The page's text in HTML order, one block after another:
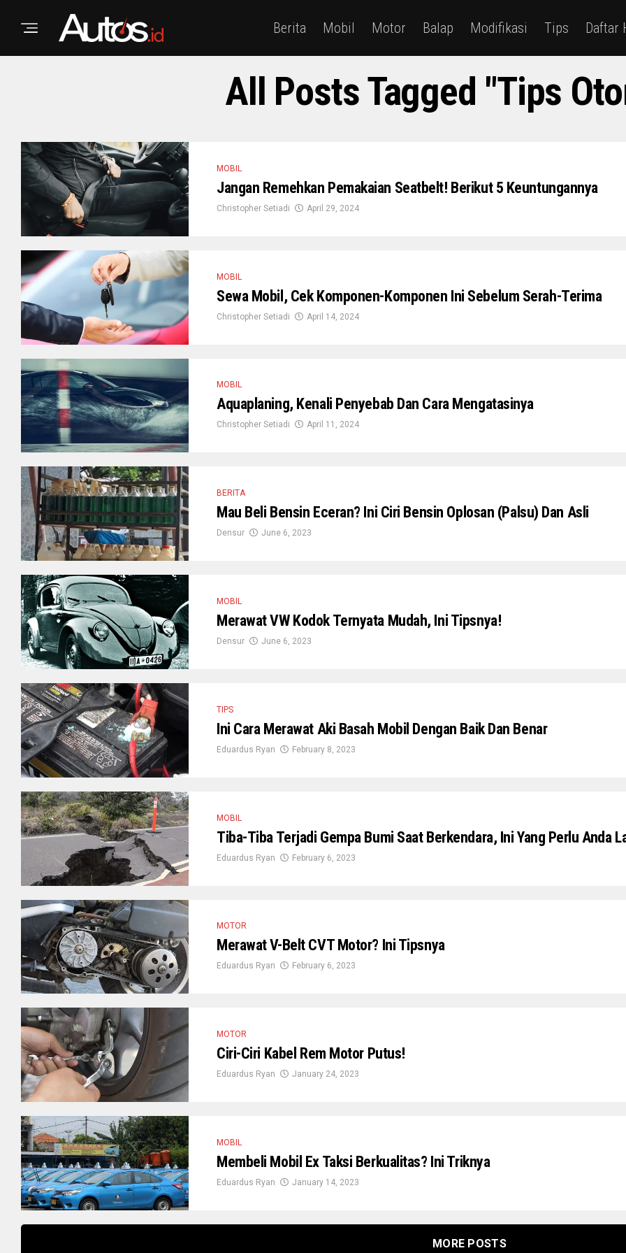
Berita Mobil Motor Balap Modifikasi Tips Daftar
All Posts Tagged "tips
MOBIL
Jangan Remehkan Pemakaian Seatbelt! Berikut 5 Keuntungannya
Christopher Setiadi April 29, 2024
MOBIL
Sewa Mobil, Cek Komponen-Komponen Ini Sebelum Serah-Terima
Christopher Setiadi April 14, 2024
MOBIL
Aquaplaning, Kenali Penyebab Dan Cara Mengatasinya
Christopher Setiadi April 11, 2024
BERITA
Mau Beli Bensin Eceran? Ini Ciri Bensin Oplosan (palsu) Dan Asli
Densur June 6, 2023
MOBIL
Merawat VW Kodok Ternyata Mudah, Ini Tipsnya!
Densur June 6, 2023
TIPS
Ini Cara Merawat Aki Basah Mobil Dengan Baik Dan Benar
Eduardus Ryan February 8, 2023
MOBIL
Tiba-Tiba Terjadi Gempa Bumi Saat Berkendara, Ini Yang Perlu Anda
Eduardus Ryan February 6, 2023
MOTOR
Merawat V-Belt CVT Motor? Ini Tipsnya
Eduardus Ryan February 6, 2023
MOTOR
Ciri-Ciri Kabel Rem Motor Putus!
Eduardus Ryan January 24, 2023
MOBIL
Membeli Mobil Ex Taksi Berkualitas? Ini Triknya
Eduardus Ryan January 14, 2023
MORE POSTS